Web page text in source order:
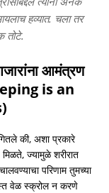
हव्यात. चला तर
तोटे.
आमंत्रण
is an
की, अशा प्रकारे
ज्यामुळे शरीरात
परिणाम तुमच्या
वेळ स्क्रोल न करणे